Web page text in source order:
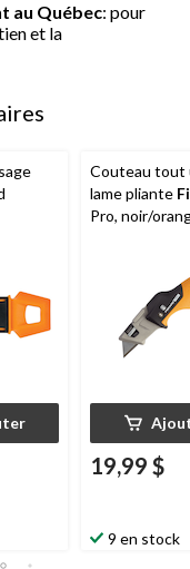
au Québec: pour
et la
Couteau tout
lame pliante
Pro, noir/
19,99 $
9 en stock